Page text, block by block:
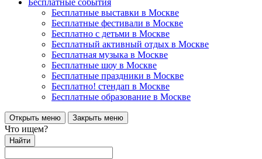
Бесплатные события
Бесплатные выставки в Москве
Бесплатные фестивали в Москве
Бесплатно с детьми в Москве
Бесплатный активный отдых в Москве
Бесплатная музыка в Москве
Бесплатные шоу в Москве
Бесплатные праздники в Москве
Бесплатно! стендап в Москве
Бесплатные образование в Москве
Открыть меню Закрыть меню
Что ищем?
Найти